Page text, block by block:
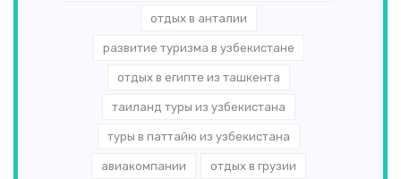
отдых в анталии
развитие туризма в узбекистане
отдых в египте из ташкента
таиланд туры из узбекистана
туры в паттайю из узбекистана
авиакомпании отдых в грузии